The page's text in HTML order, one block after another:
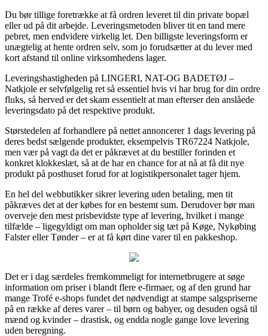
Du bør tillige foretrække at få ordren leveret til din private bopæl
eller ud på dit arbejde. Leveringsmetoden bliver tit en tand mere
pebret, men endvidere virkelig let. Den billigste leveringsform er
unægtelig at hente ordren selv, som jo forudsætter at du lever med
kort afstand til online virksomhedens lager.
Leveringshastigheden på LINGERI, NAT-OG BADETØJ –
Natkjole er selvfølgelig ret så essentiel hvis vi har brug for din ordre
fluks, så herved er det skam essentielt at man efterser den anslåede
leveringsdato på det respektive produkt.
Størstedelen af forhandlere på nettet annoncerer 1 dags levering på
deres bedst sælgende produkter, eksempelvis TR67224 Natkjole,
men vær på vagt da det er påkrævet at du bestiller forinden et
konkret klokkeslæt, så at de har en chance for at nå at få dit nye
produkt på posthuset forud for at logistikpersonalet tager hjem.
En hel del webbutikker sikrer levering uden betaling, men tit
påkræves det at der købes for en bestemt sum. Derudover bør man
overveje den mest prisbevidste type af levering, hvilket i mange
tilfælde – ligegyldigt om man opholder sig tæt på Køge, Nykøbing
Falster eller Tønder – er at få kørt dine varer til en pakkeshop.
Det er i dag særdeles fremkommeligt for internetbrugere at søge
information om priser i blandt flere e-firmaer, og af den grund har
mange Trofé e-shops fundet det nødvendigt at stampe salgspriserne
på en række af deres varer – til børn og babyer, og desuden også til
mænd og kvinder – drastisk, og endda nogle gange love levering
uden beregning.